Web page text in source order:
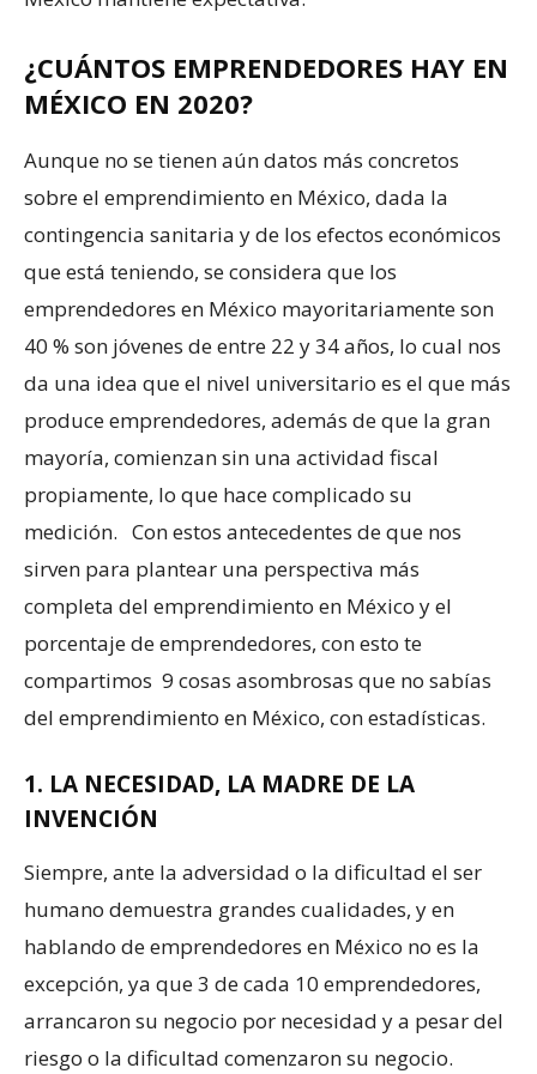
¿CUÁNTOS EMPRENDEDORES HAY EN
MÉXICO EN 2020?
Aunque no se tienen aún datos más concretos
sobre el emprendimiento en México, dada la
contingencia sanitaria y de los efectos económicos
que está teniendo, se considera que los
emprendedores en México mayoritariamente son
40 % son jóvenes de entre 22 y 34 años, lo cual nos
da una idea que el nivel universitario es el que más
produce emprendedores, además de que la gran
mayoría, comienzan sin una actividad fiscal
propiamente, lo que hace complicado su
medición. Con estos antecedentes de que nos
sirven para plantear una perspectiva más
completa del emprendimiento en México y el
porcentaje de emprendedores, con esto te
compartimos 9 cosas asombrosas que no sabías
del emprendimiento en México, con estadísticas.
1. LA NECESIDAD, LA MADRE DE LA
INVENCIÓN
Siempre, ante la adversidad o la dificultad el ser
humano demuestra grandes cualidades, y en
hablando de emprendedores en México no es la
excepción, ya que 3 de cada 10 emprendedores,
arrancaron su negocio por necesidad y a pesar del
riesgo o la dificultad comenzaron su negocio.